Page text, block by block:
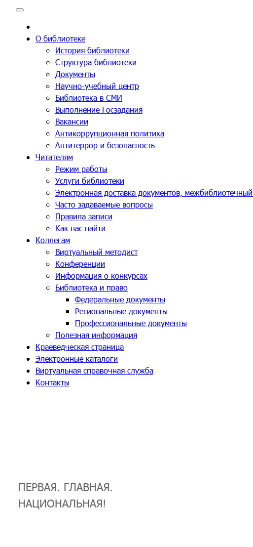
содержимому
О библиотеке
История библиотеки
Структура библиотеки
Документы
Научно-учебный центр
Библиотека в СМИ
Выполнение Госзадания
Вакансии
Антикоррупционная политика
Антитеррор и безопасность
Читателям
Режим работы
Услуги библиотеки
Электронная доставка документов,
Часто задаваемые вопросы
Правила записи
Как нас найти
Коллегам
Виртуальный методист
Конференции
Информация о конкурсах
Библиотека и право
Федеральные документы
Региональные документы
Профессиональные документы
Полезная информация
Краеведческая страница
Электронные каталоги
Виртуальная справочная служба
Контакты
ПЕРВАЯ. ГЛАВНАЯ.
НАЦИОНАЛЬНАЯ!